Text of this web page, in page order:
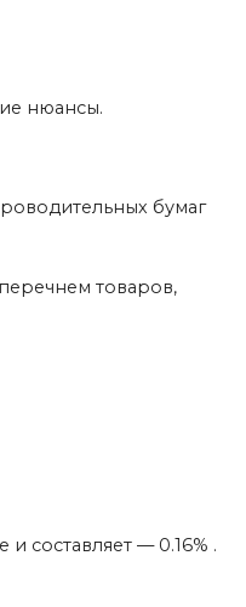
нюансы.
бумаг
товаров,
составляет — 0.16% .